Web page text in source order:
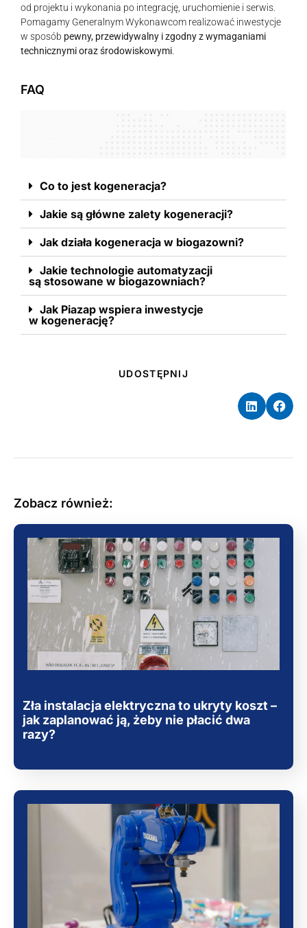
od projektu i wykonania po integrację, uruchomienie i serwis.
Pomagamy Generalnym Wykonawcom realizować inwestycje
w sposób pewny, przewidywalny i zgodny z wymaganiami
technicznymi oraz środowiskowymi.
FAQ
Co to jest kogeneracja?
Jakie są główne zalety kogeneracji?
Jak działa kogeneracja w biogazowni?
Jakie technologie automatyzacji
są stosowane w biogazowniach?
Jak Piazap wspiera inwestycje
w kogenerację?
UDOSTĘPNIJ
Zobacz również:
Zła instalacja elektryczna to ukryty koszt –
jak zaplanować ją, żeby nie płacić dwa
razy?